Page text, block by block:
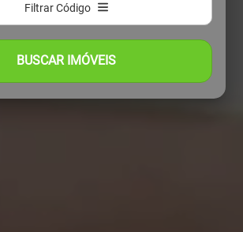
Filtrar Código
BUSCAR IMÓVEIS